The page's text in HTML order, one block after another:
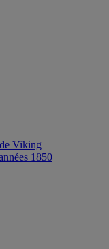
Viking
1850